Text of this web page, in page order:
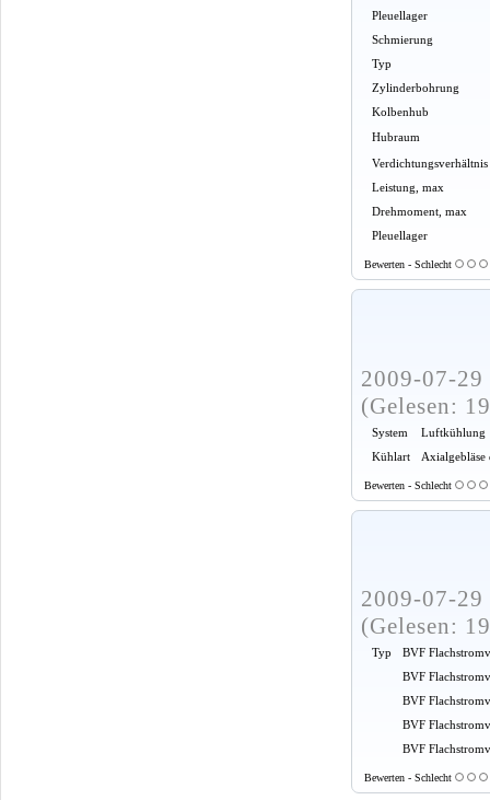
Pleuellager
Schmierung
Typ
Zylinderbohrung
Kolbenhub
Hubraum
Verdichtungsverhältnis
Leistung, max
Drehmoment, max
Pleuellager
Bewerten - Schlecht
2009-07-
(Gelesen:
System
Luftkühlung
Kühlart
Bewerten - Schlecht
2009-07-
(Gelesen:
Typ
BVF
BVF
BVF
BVF
BVF
Bewerten - Schlecht